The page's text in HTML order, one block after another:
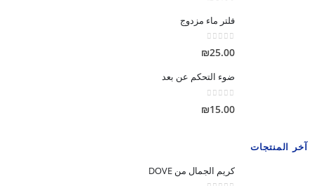
فلتر ماء مزدوج
0
out of 5
₪25.00
ضوء التحكم عن بعد
₪15.00
آخر المنتجات
كريم الجمال من DOVE